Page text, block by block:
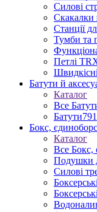
Силові
Скакалки
Станції
Тумби та
Петлі
Батути й
Каталог
Все
Батути791
Бокс,
Каталог
Все Бокс,
Подушки
Силові